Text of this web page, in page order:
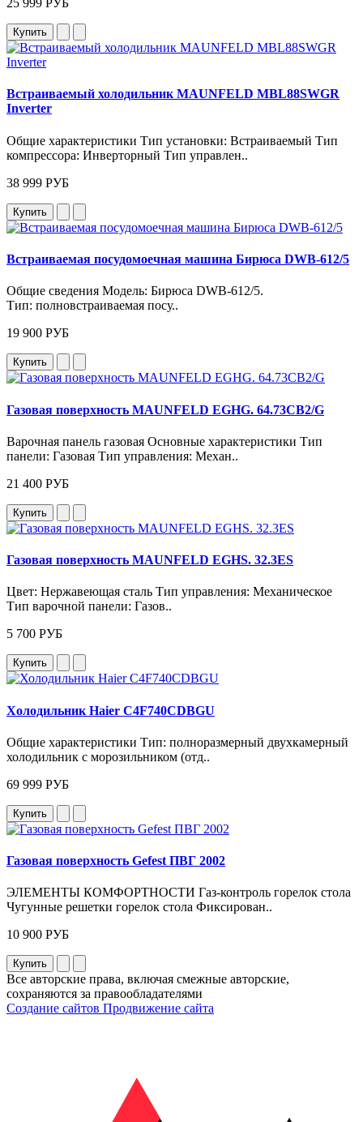
25 999 РУБ
Купить
Встраиваемый холодильник MAUNFELD MBL88SWGR
Inverter
Общие характеристики Тип установки: Встраиваемый Тип
компрессора: Инверторный Тип управлен..
38 999 РУБ
Купить
Встраиваемая посудомоечная машина Бирюса DWB-612/5
Общие сведения Модель: Бирюса DWB‑612/5.
Тип: полновстраиваемая посу..
19 900 РУБ
Купить
Газовая поверхность MAUNFELD EGHG. 64.73CB2/G
Варочная панель газовая Основные характеристики Тип
панели: Газовая Тип управления: Механ..
21 400 РУБ
Купить
Газовая поверхность MAUNFELD EGHS. 32.3ES
Цвет: Нержавеющая сталь Тип управления: Механическое
Тип варочной панели: Газов..
5 700 РУБ
Купить
Холодильник Haier C4F740CDBGU
Общие характеристики Тип: полноразмерный двухкамерный
холодильник с морозильником (отд..
69 999 РУБ
Купить
Газовая поверхность Gefest ПВГ 2002
ЭЛЕМЕНТЫ КОМФОРТНОСТИ Газ-контроль горелок стола
Чугунные решетки горелок стола Фиксирован..
10 900 РУБ
Купить
Все авторские права, включая смежные авторские,
сохраняются за правообладателями
Создание сайтов Продвижение сайта